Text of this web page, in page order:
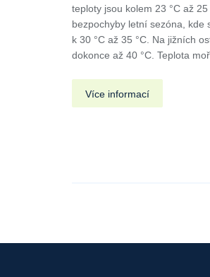
teploty jsou kolem 23 °C až
bezpochyby letní sezóna, kde
k 30 °C až 35 °C. Na jižních
dokonce až 40 °C. Teplota
Více informací